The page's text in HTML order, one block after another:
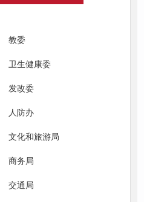
教委
卫生健康委
发改委
人防办
文化和旅游局
商务局
交通局